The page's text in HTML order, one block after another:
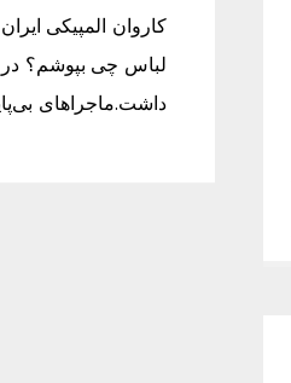
کاروان المپیکی
لباس چی بپوشم؟ در
داشت.ماجراهای